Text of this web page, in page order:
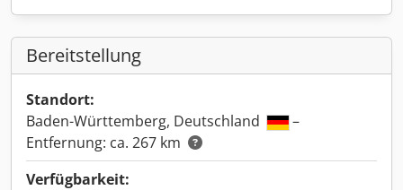
Bereitstellung
Standort:
Baden-Württemberg, Deutschland
–
Entfernung: ca. 267 km
Verfügbarkeit: